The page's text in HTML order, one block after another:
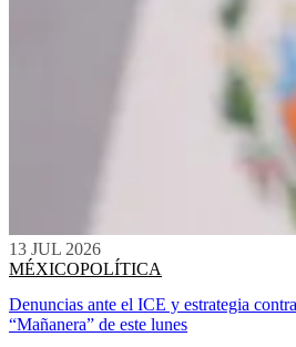
13 JUL 2026
MÉXICOPOLÍTICA
Denuncias ante el ICE y estrategia
“Mañanera” de este lunes